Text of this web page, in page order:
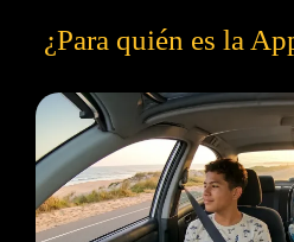
¿Para quién es la